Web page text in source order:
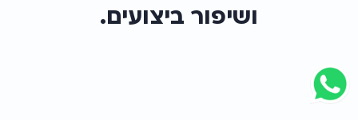
ושיפור ביצועים.